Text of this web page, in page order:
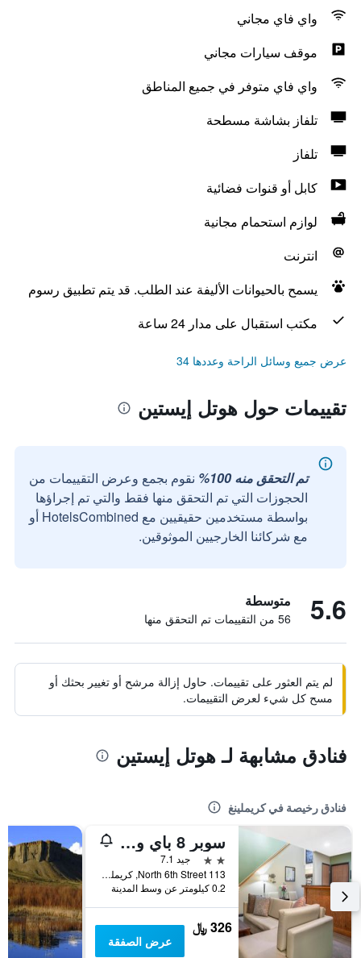
واي فاي مجاني
موقف سيارات مجاني
واي فاي متوفر في جميع المناطق
تلفاز بشاشة مسطحة
تلفاز
كابل أو قنوات فضائية
لوازم استحمام مجانية
انترنت
يسمح بالحيوانات الأليفة عند الطلب. قد يتم تطبيق رسوم
مكتب استقبال على مدار 24 ساعة
عرض جميع وسائل الراحة وعددها 34
تقييمات حول هوتل إيستين
تم التحقق منه 100%
نقوم بجمع وعرض التقييمات من
الحجوزات التي تم التحقق منها فقط والتي تم إجراؤها
بواسطة مستخدمين حقيقيين مع HotelsCombined أو
مع شركائنا الخارجيين الموثوقين.
5.6 متوسطة
56 من التقييمات تم التحقق منها
لم يتم العثور على تقييمات. حاول إزالة مرشح أو تغيير بحثك أو
مسح كل شيء لعرض التقييمات.
فنادق مشابهة لـ هوتل إيستين
فنادق رخيصة في كريملينغ
سوبر 8 باي ويندام كريملينج
2 نجمتين
جيد 7.1
113 North 6th Street, كريملينغ, CO, الولايات المتحدة الأميريكية
0.2 كيلومتر عن وسط المدينة
326 ﷼
عرض الصفقة